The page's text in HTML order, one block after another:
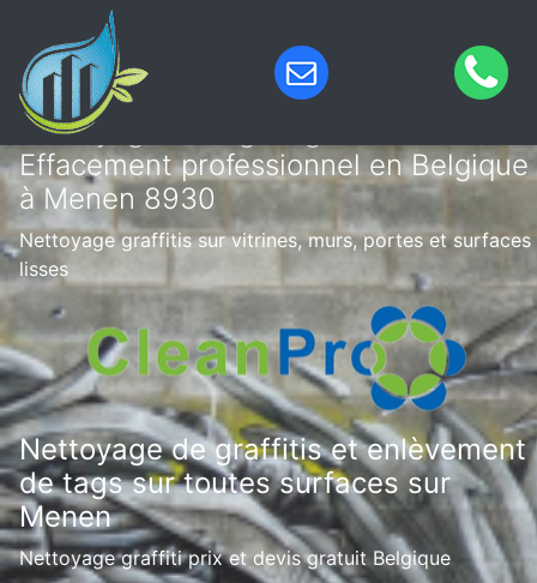
Nettoyage de tags & graffitis –
Effacement professionnel en Belgique
à Menen 8930
Nettoyage graffitis sur vitrines, murs, portes et surfaces
lisses
Nettoyage de graffitis et enlèvement
de tags sur toutes surfaces sur
Menen
Nettoyage graffiti prix et devis gratuit Belgique